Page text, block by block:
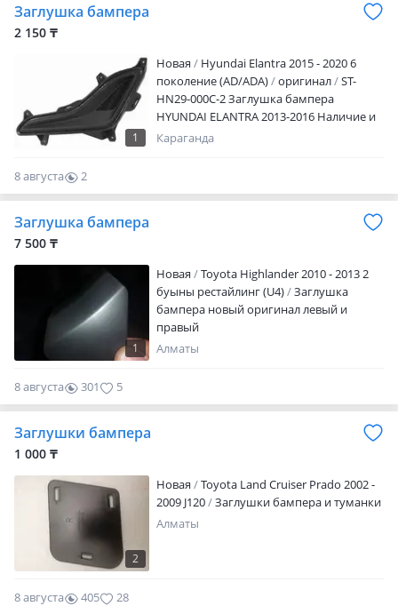
Заглушка бампера
2 150 ₸
1
Новая
Hyundai Elantra 2015 - 2020 6
поколение (AD/ADA)
оригинал
ST-
HN29-000C-2 Заглушка бампера
HYUNDAI ELANTRA 2013-2016 Наличие и
актуальную цену уточняйте у
Караганда
8 августа
2
0
Заглушка бампера
7 500 ₸
1
Новая
Toyota Highlander 2010 - 2013 2
буыны рестайлинг (U4)
Заглушка
бампера новый оригинал левый и
правый
Алматы
8 августа 301 5
Заглушки бампера
1 000 ₸
2
Новая
Toyota Land Cruiser Prado 2002 -
2009 J120
Заглушки бампера и туманки
Алматы
8 августа 405 28